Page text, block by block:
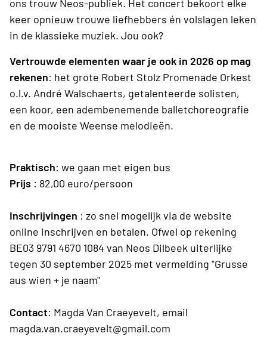
ons trouw Neos-publiek. Het concert bekoort elke
keer opnieuw trouwe liefhebbers én volslagen leken
in de klassieke muziek. Jou ook?
Vertrouwde elementen waar je ook in 2026 op mag
rekenen: het grote Robert Stolz Promenade Orkest
o.l.v. André Walschaerts, getalenteerde solisten,
een koor, een adembenemende balletchoreografie
en de mooiste Weense melodieën.
Praktisch: we gaan met eigen bus
Prijs : 82,00 euro/persoon
Inschrijvingen : zo snel mogelijk via de website
online inschrijven en betalen. Ofwel op rekening
BE03 9791 4670 1084 van Neos Dilbeek uiterlijke
tegen 30 september 2025 met vermelding "Grusse
aus wien + je naam"
Contact: Magda Van Craeyevelt, email
magda.van.craeyevelt@gmail.com